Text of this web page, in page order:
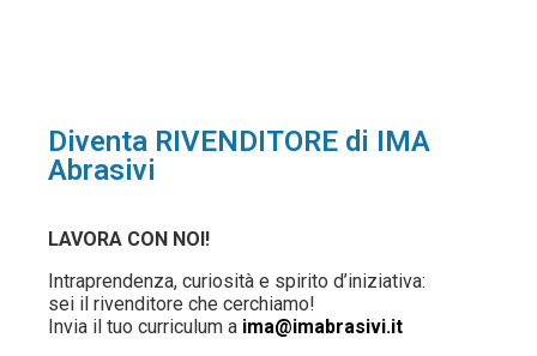
Diventa RIVENDITORE di IMA
Abrasivi
LAVORA CON NOI!
Intraprendenza, curiosità e spirito d’iniziativa:
sei il rivenditore che cerchiamo!
Invia il tuo curriculum a ima@imabrasivi.it